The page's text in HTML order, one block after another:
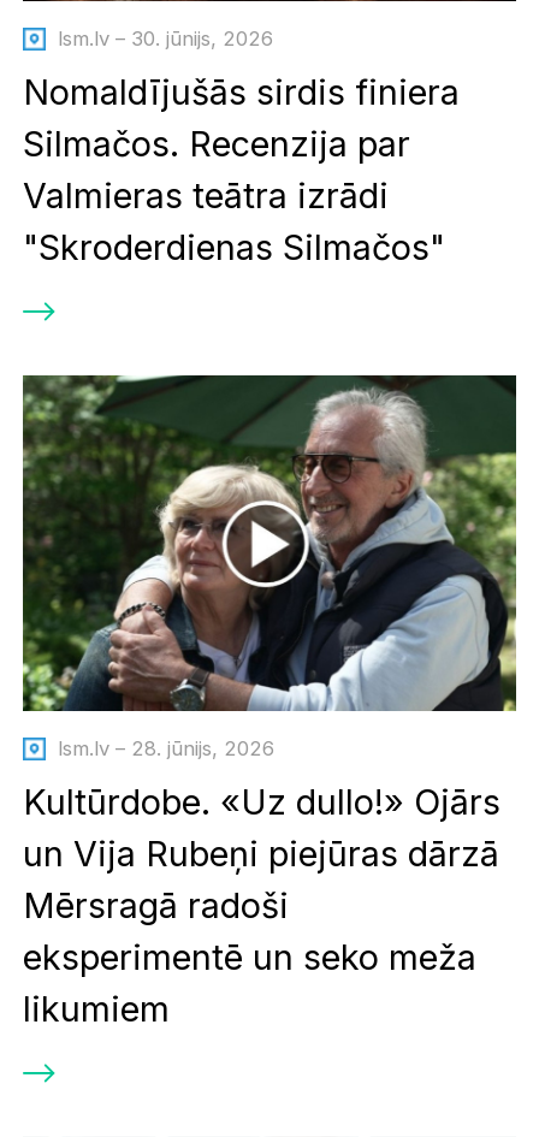
lsm.lv – 30. jūnijs, 2026
Nomaldījušās sirdis finiera
Silmačos. Recenzija par
Valmieras teātra izrādi
"Skroderdienas Silmačos"
lsm.lv – 28. jūnijs, 2026
Kultūrdobe. «Uz dullo!» Ojārs
un Vija Rubeņi piejūras dārzā
Mērsragā radoši
eksperimentē un seko meža
likumiem